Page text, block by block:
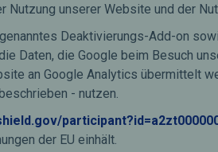
unserer Website und der
Deaktivierungs-Add-on
Daten, die Google beim Besuch
an Google Analytics übermittelt
- nutzen.
der EU einhält.